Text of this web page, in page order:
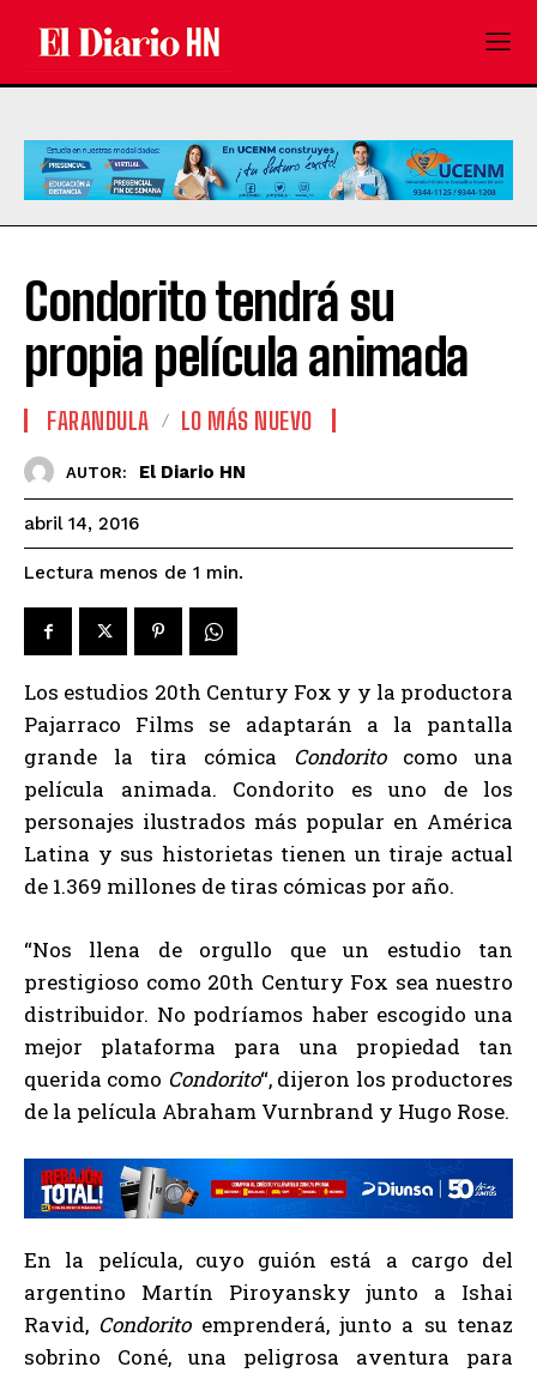
Condorito tendrá su
propia película animada
FARANDULA LO MÁS NUEVO
AUTOR: El Diario HN
abril 14, 2016
Lectura menos de 1 min.
Los estudios 20th Century Fox y y la productora
Pajarraco Films se adaptarán a la pantalla
grande la tira cómica Condoritocomo una
película animada. Condorito es uno de los
personajes ilustrados más popular en América
Latina y sus historietas tienen un tiraje actual
de 1.369 millones de tiras cómicas por año.
“Nos llena de orgullo que un estudio tan
prestigioso como 20th Century Fox sea nuestro
distribuidor. No podríamos haber escogido una
mejor plataforma para una propiedad tan
querida como Condorito“, dijeron los productores
de la película Abraham Vurnbrand y Hugo Rose.
En la película, cuyo guión está a cargo del
argentino Martín Piroyansky junto a Ishai
Ravid, Condorito emprenderá, junto a su tenaz
sobrino Coné, una peligrosa aventura para